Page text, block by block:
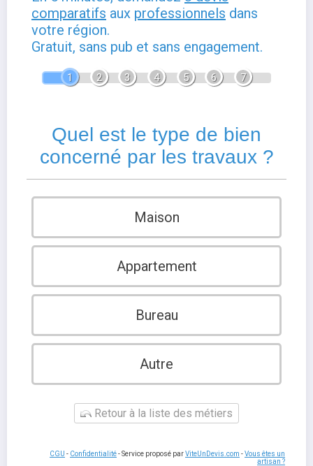
comparatifs aux professionnels dans
votre région.
Gratuit, sans pub et sans engagement.
1 2 3 4 5 6 7
Quel est le type de bien
concerné par les travaux ?
Maison
Appartement
Bureau
Autre
Retour à la liste des métiers
CGU - Confidentialité- Service proposé parViteUnDevis.com -Vous êtes un
artisan ?